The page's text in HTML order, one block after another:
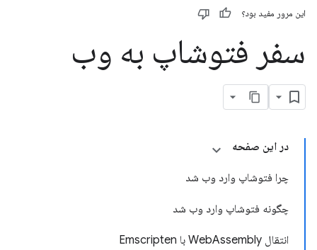
این مرور مفید بود؟
سفر فتوشاپ به وب
در این صفحه
چرا فتوشاپ وارد وب شد
چگونه فتوشاپ وارد وب شد
انتقال WebAssembly با Emscripten